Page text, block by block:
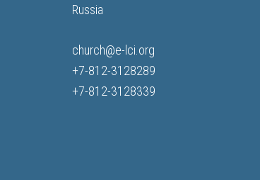
Russia
church@e-lci.org
+7-812-3128289
+7-812-3128339